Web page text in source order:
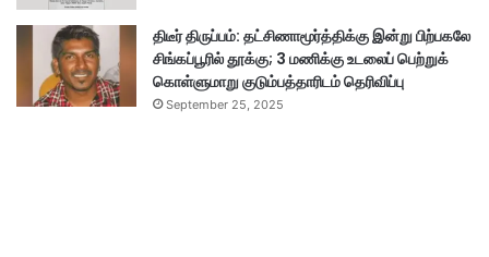
திடீர் திருப்பம்: தட்சிணாமூர்த்திக்கு இன்று பிற்பகலே
சிங்கப்பூரில் தூக்கு; 3 மணிக்கு உடலைப் பெற்றுக்
கொள்ளுமாறு குடும்பத்தாரிடம் தெரிவிப்பு
September 25, 2025